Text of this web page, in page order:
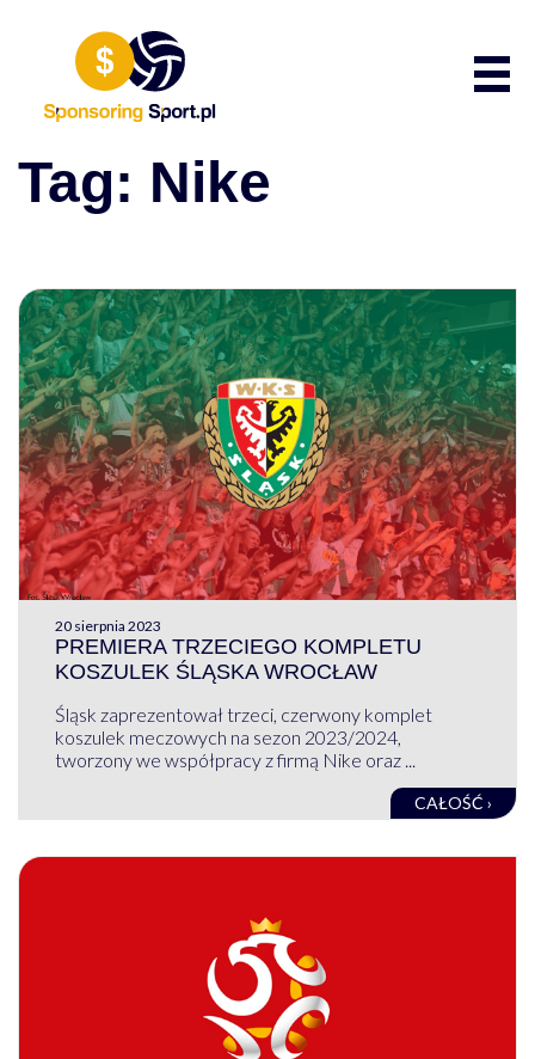
Tag: Nike
20 sierpnia 2023
PREMIERA TRZECIEGO KOMPLETU
KOSZULEK ŚLĄSKA WROCŁAW
Śląsk zaprezentował trzeci, czerwony komplet
koszulek meczowych na sezon 2023/2024,
tworzony we współpracy z firmą Nike oraz ...
CAŁOŚĆ ›